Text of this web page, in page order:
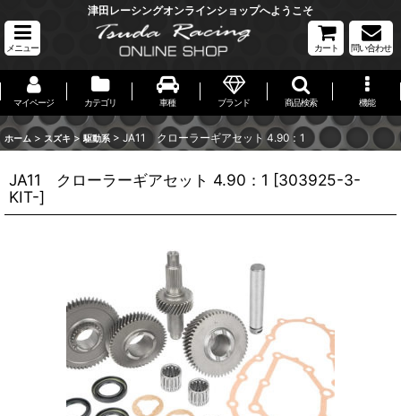
津田レーシングオンラインショップへようこそ
メニュー カート 問い合わせ
マイページ カテゴリ 車種 ブランド 商品検索 機能
ホーム > スズキ > 駆動系 > JA11 クローラーギアセット 4.90：1
JA11 クローラーギアセット 4.90：1 [303925-3-
KIT-]